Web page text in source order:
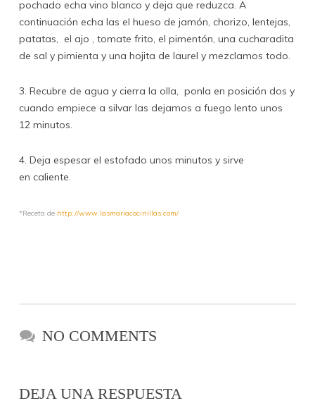
pochado echa vino blanco y deja que reduzca. A
continuación echa las el hueso de jamón, chorizo, lentejas,
patatas, el ajo , tomate frito, el pimentón, una cucharadita
de sal y pimienta y una hojita de laurel y mezclamos todo.
3. Recubre de agua y cierra la olla, ponla en posición dos y
cuando empiece a silvar las dejamos a fuego lento unos
12 minutos.
4. Deja espesar el estofado unos minutos y sirve
en caliente.
*Receta de http://www.lasmariacocinillas.com/
NO COMMENTS
DEJA UNA RESPUESTA